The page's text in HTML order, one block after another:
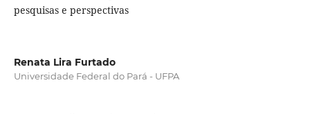
pesquisas e perspectivas
Renata Lira Furtado
Universidade Federal do Pará - UFPA